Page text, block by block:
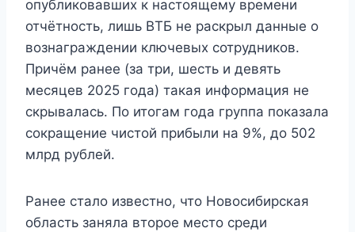
опубликовавших к настоящему времени
отчётность, лишь ВТБ не раскрыл данные о
вознаграждении ключевых сотрудников.
Причём ранее (за три, шесть и девять
месяцев 2025 года) такая информация не
скрывалась. По итогам года группа показала
сокращение чистой прибыли на 9%, до 502
млрд рублей.
Ранее стало известно, что Новосибирская
область заняла второе место среди